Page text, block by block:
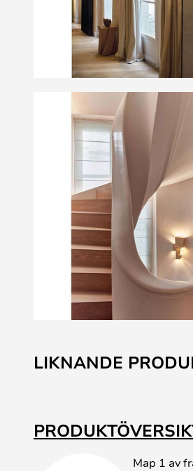
till
början
LIKNANDE
Map 1 av